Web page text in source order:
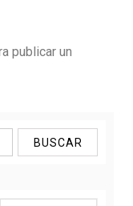
publicar un